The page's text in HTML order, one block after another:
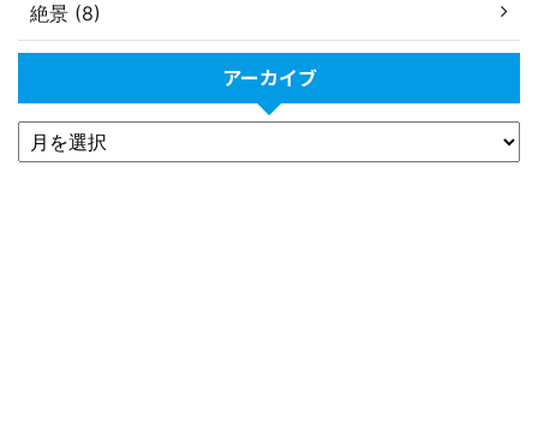
絶景 (8)
アーカイブ